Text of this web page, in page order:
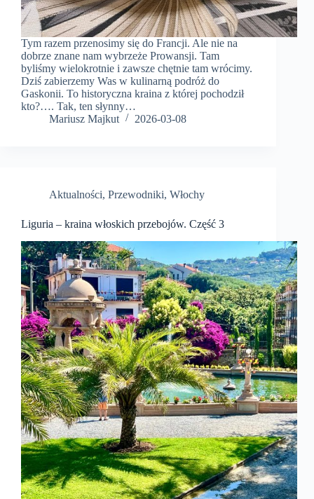
Tym razem przenosimy się do Francji. Ale nie na
dobrze znane nam wybrzeże Prowansji. Tam
byliśmy wielokrotnie i zawsze chętnie tam wrócimy.
Dziś zabierzemy Was w kulinarną podróż do
Gaskonii. To historyczna kraina z której pochodził
kto?…. Tak, ten słynny…
Mariusz Majkut
2026-03-08
Aktualności, Przewodniki, Włochy
Liguria – kraina włoskich przebojów. Część 3